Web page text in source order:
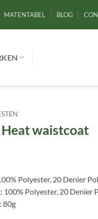
MATENTABEL BLOG
Heat waistcoat
Polyester, 20 Denier
100% Polyester, 20 Denier
80g